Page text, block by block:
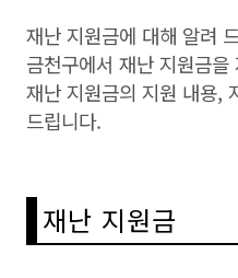
재난 지원금에 대해 알려
금천구에서 재난 지원금
재난 지원금의 지원 내용,
드립니다.
재난 지원금